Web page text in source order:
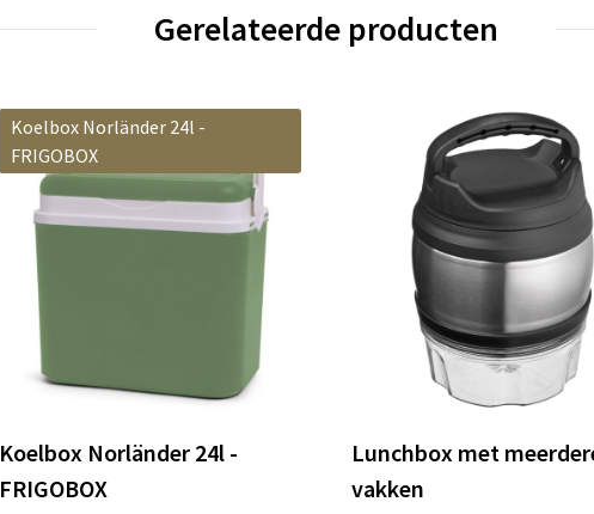
Gerelateerde producten
Koelbox Norländer 24l -
FRIGOBOX
Koelbox Norländer 24l -
FRIGOBOX
Lunchbox met
vakken